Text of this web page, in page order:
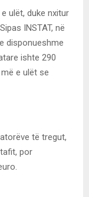
ulët, duke nxitur
INSTAT, në
disponueshme
ishte 290
e ulët se
të tregut,
por